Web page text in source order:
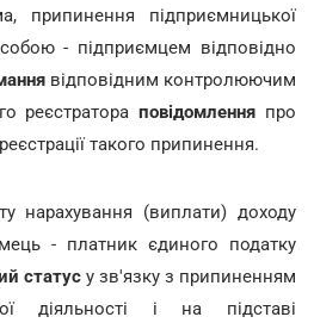
припинення підприємницької
- підприємцем відповідно
відповідним контролюючим
реєстратораповідомлення про
такого припинення.
нарахування (виплати) доходу
- платник єдиного податку
статус у зв'язку з припиненням
діяльності і на підставі